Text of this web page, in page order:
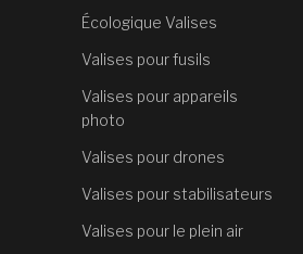
Écologique Valises
Valises pour fusils
Valises pour appareils
photo
Valises pour drones
Valises pour stabilisateurs
Valises pour le plein air